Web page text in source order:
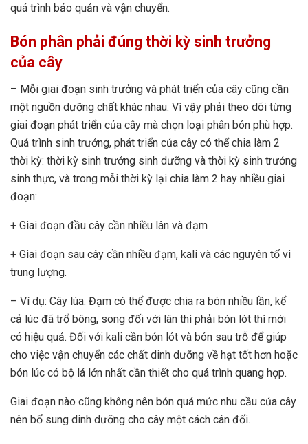
quá trình bảo quản và vận chuyển.
Bón phân phải đúng thời kỳ sinh trưởng
của cây
– Mỗi giai đoạn sinh trưởng và phát triển của cây cũng cần
một nguồn dưỡng chất khác nhau. Vì vậy phải theo dõi từng
giai đoạn phát triển của cây mà chọn loại phân bón phù hợp.
Quá trình sinh trưởng, phát triển của cây có thể chia làm 2
thời kỳ: thời kỳ sinh trưởng sinh dưỡng và thời kỳ sinh trưởng
sinh thực, và trong mỗi thời kỳ lại chia làm 2 hay nhiều giai
đoạn:
+ Giai đoạn đầu cây cần nhiều lân và đạm
+ Giai đoạn sau cây cần nhiều đạm, kali và các nguyên tố vi
trung lượng.
– Ví dụ: Cây lúa: Đạm có thể được chia ra bón nhiều lần, kể
cả lúc đã trổ bông, song đối với lân thì phải bón lót thì mới
có hiệu quả. Đối với kali cần bón lót và bón sau trỗ để giúp
cho việc vận chuyển các chất dinh dưỡng về hạt tốt hơn hoặc
bón lúc có bộ lá lớn nhất cần thiết cho quá trình quang hợp.
Giai đoạn nào cũng không nên bón quá mức nhu cầu của cây
nên bổ sung dinh dưỡng cho cây một cách cân đối.